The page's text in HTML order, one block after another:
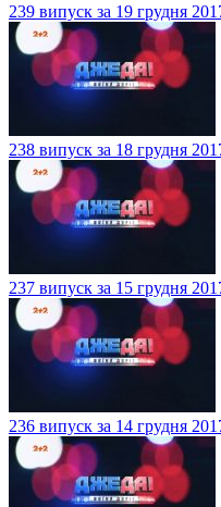
239 випуск за 19 грудня
238 випуск за 18 грудня
237 випуск за 15 грудня
236 випуск за 14 грудня